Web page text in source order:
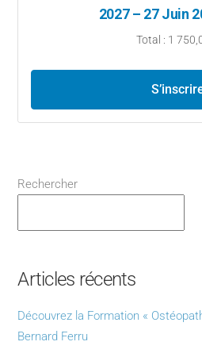
2027 – 27 Juin
Total : 1
Rechercher
Articles récents
Découvrez la Formation «
Bernard Ferru